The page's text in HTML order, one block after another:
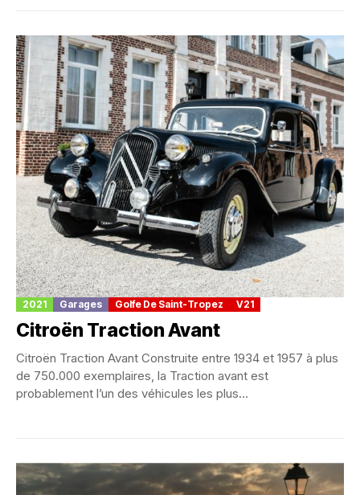
2021 Garages Golfe De Saint-Tropez V21
Citroën Traction Avant
Citroën Traction Avant Construite entre 1934 et 1957 à plus
de 750.000 exemplaires, la Traction avant est
probablement l’un des véhicules les plus...